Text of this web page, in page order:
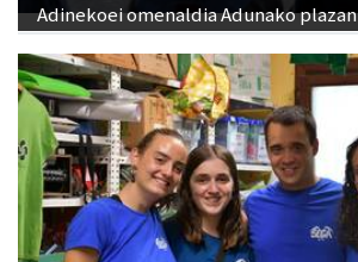
Adinekoei omenaldia Adunako plazan